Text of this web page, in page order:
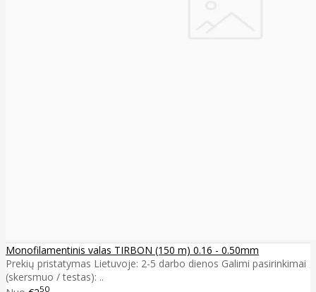
Monofilamentinis valas TIRBON (150 m) 0.16 - 0.50mm
Prekių pristatymas Lietuvoje: 2-5 darbo dienos Galimi pasirinkimai
(skersmuo / testas): ..
50